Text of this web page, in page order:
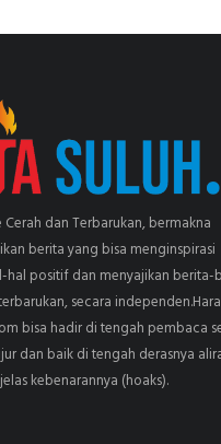
dan Terbarukan, bermakna
berita yang bisa menginspirasi
hal positif dan menyajikan berita-
secara
bisa hadir di tengah pembaca
dan baik di tengah derasnya
kebenarannya (hoaks).